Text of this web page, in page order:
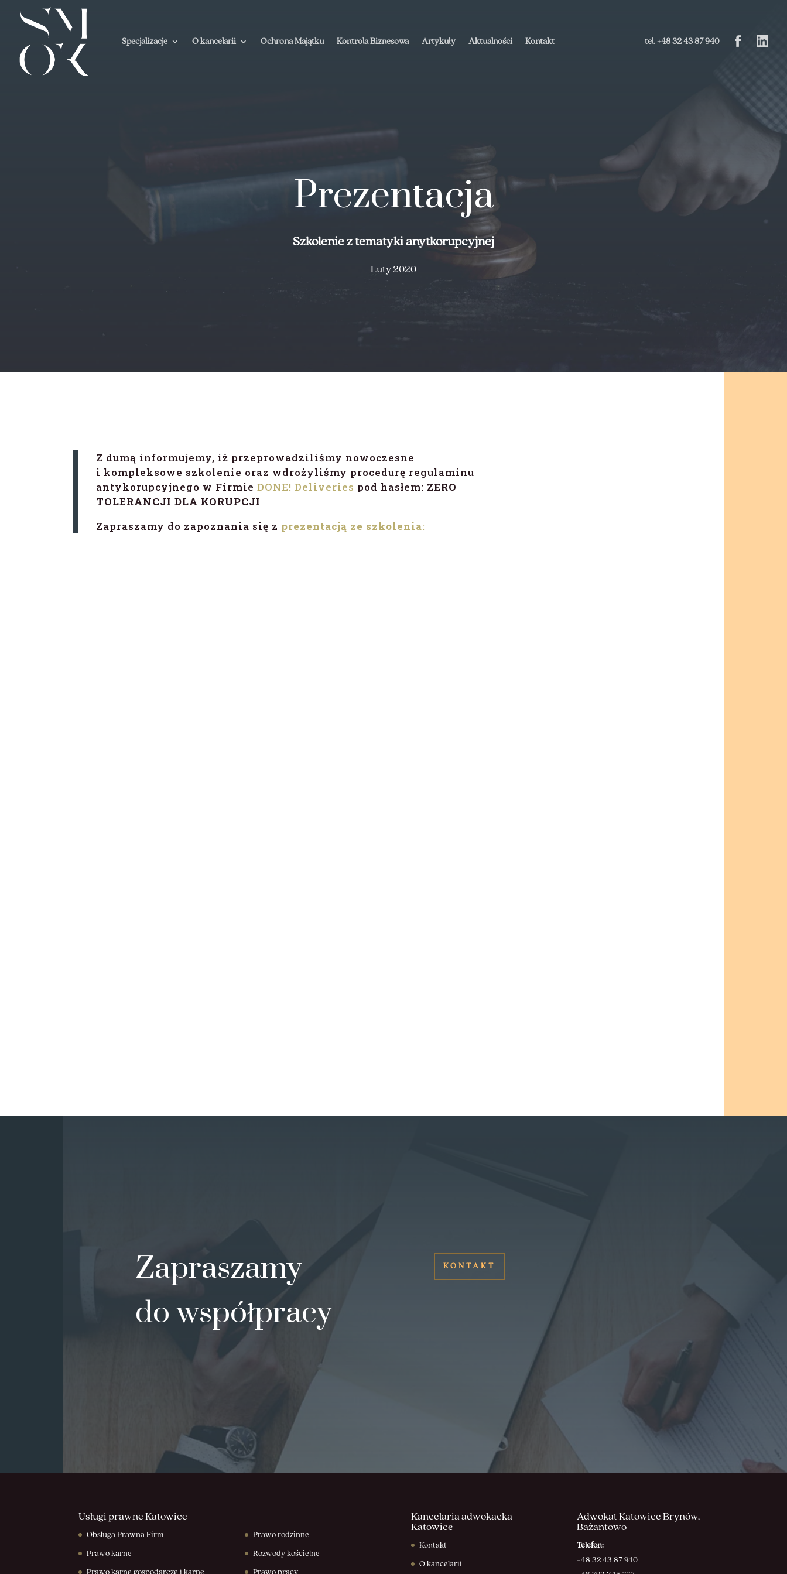
Specjalizacje O kancelarii Ochrona Majątku Kontrola Biznesowa Artykuły Aktualności Kontakt tel. +48 32 43 87 940
Prezentacja
Szkolenie z tematyki anytkorupcyjnej
Luty 2020
Z dumą informujemy, iż przeprowadziliśmy nowoczesne
i kompleksowe szkolenie oraz wdrożyliśmy procedurę regulaminu
antykorupcyjnego w Firmie DONE! Deliveries pod hasłem: ZERO
TOLERANCJI DLA KORUPCJI
Zapraszamy do zapoznania się z prezentacją ze szkolenia:
Zapraszamy
do współpracy
KONTAKT
Usługi prawne Katowice
Obsługa Prawna Firm
Prawo karne
Prawo rodzinne
Rozwody kościelne
Kancelaria adwokacka
Katowice
Kontakt
O kancelarii
Adwokat Katowice Brynów,
Bażantowo
Telefon:
+48 32 43 87 940